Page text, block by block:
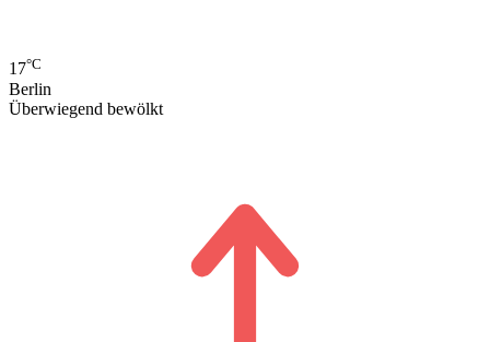
17°C
Berlin
Überwiegend bewölkt